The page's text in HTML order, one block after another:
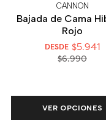
CANNON
Bajada de Cama
Rojo
DESDE $5.941
$6.990
VER OPCIONES